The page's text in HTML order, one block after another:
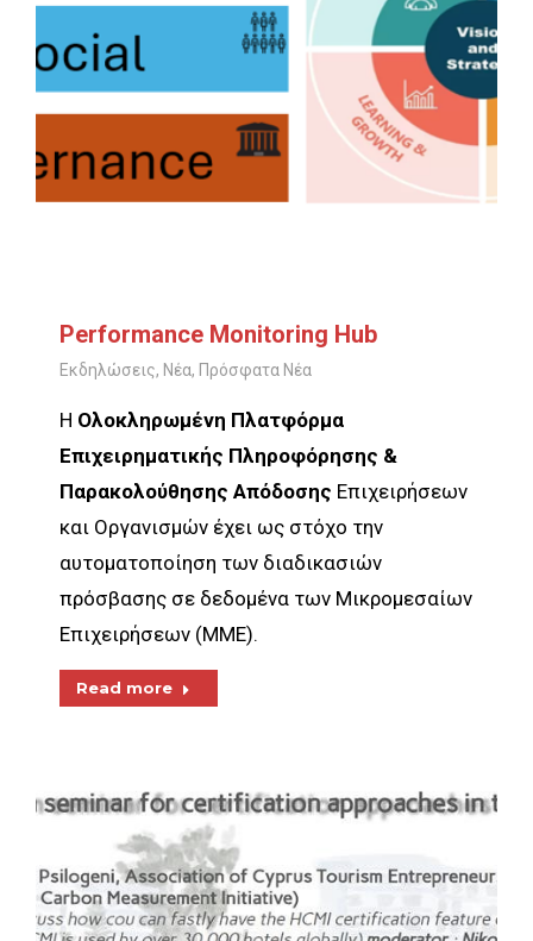
Performance Monitoring Hub
Εκδηλώσεις, Νέα, Πρόσφατα Νέα
Η Ολοκληρωμένη Πλατφόρμα
Επιχειρηματικής Πληροφόρησης &
Παρακολούθησης Απόδοσης Επιχειρήσεων
και Οργανισμών έχει ως στόχο την
αυτοματοποίηση των διαδικασιών
πρόσβασης σε δεδομένα των Μικρομεσαίων
Επιχειρήσεων (ΜΜΕ).
Read more